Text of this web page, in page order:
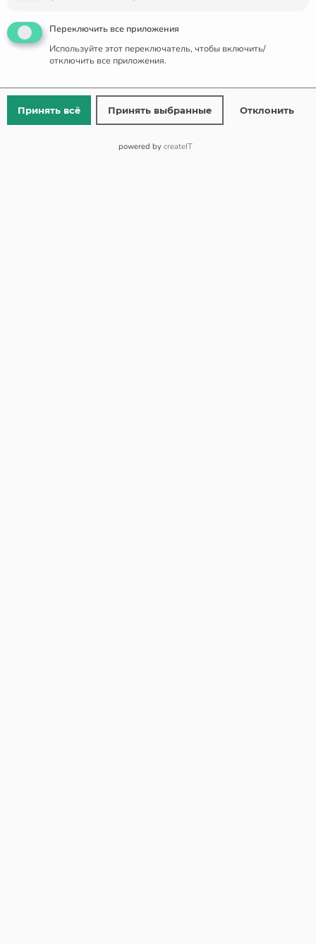
Colour
В Корзину
Переключить все приложения
Используйте этот переключатель, чтобы включить/
отключить все приложения.
Принять всё Принять выбранные Отклонить
powered by createIT